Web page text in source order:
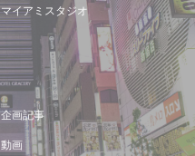
マイアミスタジオ
企画記事
動画